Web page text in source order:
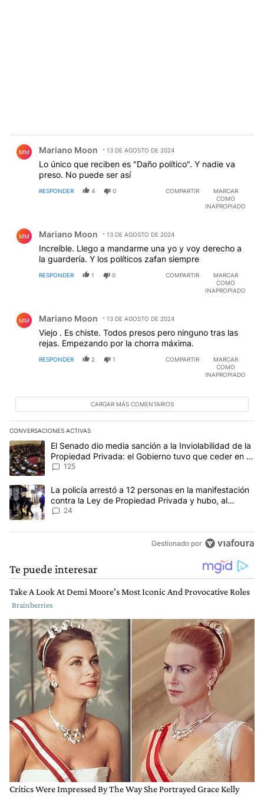
MM Mariano Moon 13 DE AGOSTO DE 2024
Lo único que reciben es "Daño político". Y nadie va
preso. No puede ser así
RESPONDER 4 0 COMPARTIR
MARCAR
COMO
INAPROPIADO
MM Mariano Moon 13 DE AGOSTO DE 2024
Increíble. Llego a mandarme una yo y voy derecho a
la guardería. Y los políticos zafan siempre
RESPONDER 1 0 COMPARTIR
MARCAR
COMO
INAPROPIADO
MM Mariano Moon 13 DE AGOSTO DE 2024
Viejo . Es chiste. Todos presos pero ninguno tras las
rejas. Empezando por la chorra máxima.
RESPONDER 2 1 COMPARTIR
MARCAR
COMO
INAPROPIADO
CARGAR MÁS COMENTARIOS
CONVERSACIONES ACTIVAS
Este listado muestra los artículos con más comentarios en los
Un artículo de tendencia con el título "El Senado dio media
El Senado dio media sanción a la Inviolabilidad de la
Propiedad Privada: el Gobierno tuvo que ceder en la
Ley del Manejo del Fuego
125
Un artículo de tendencia con el título "La policía arrestó a 12
La policía arrestó a 12 personas en la manifestación
contra la Ley de Propiedad Privada y hubo, al
menos, 3 agentes heridos
24
Gestionado por